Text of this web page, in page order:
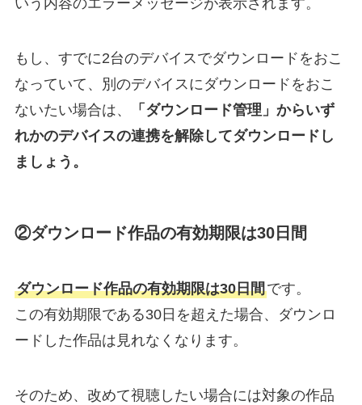
もし、すでに2台のデバイスでダウンロードをおこ
なっていて、別のデバイスにダウンロードをおこ
ないたい場合は、
「ダウンロード管理」からいず
れかのデバイスの連携を解除してダウンロードし
ましょう。
②ダウンロード作品の有効期限は30日間
ダウンロード作品の有効期限は30日間です。
この有効期限である30日を超えた場合、ダウンロ
ードした作品は見れなくなります。
そのため、改めて視聴したい場合には対象の作品